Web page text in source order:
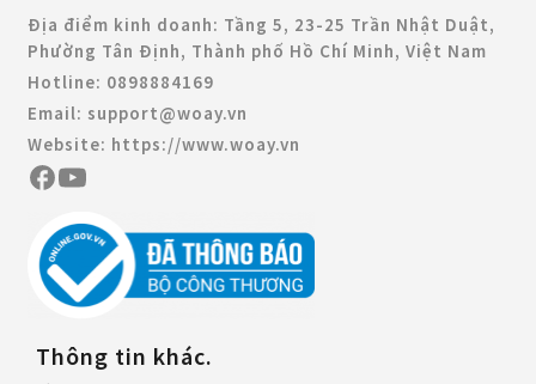
Địa điểm kinh doanh: Tầng 5, 23-25 Trần Nhật Duật,
Phường Tân Định, Thành phố Hồ Chí Minh, Việt Nam
Hotline: 0898884169
Email: support@woay.vn
Website: https://www.woay.vn
Thông tin khác.